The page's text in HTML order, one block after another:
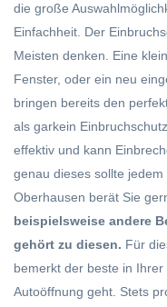
die große
Einfachheit. Der
Meisten denken. Eine
Fenster, oder ein neu
bringen bereits den
als garkein
effektiv und kann
genau dieses sollte
Oberhausen berät Sie
beispielsweise andere
gehört zu diesen. Für
bemerkt der beste in
Autoöffnung geht. Stets